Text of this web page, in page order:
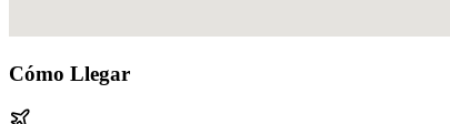
Cómo Llegar